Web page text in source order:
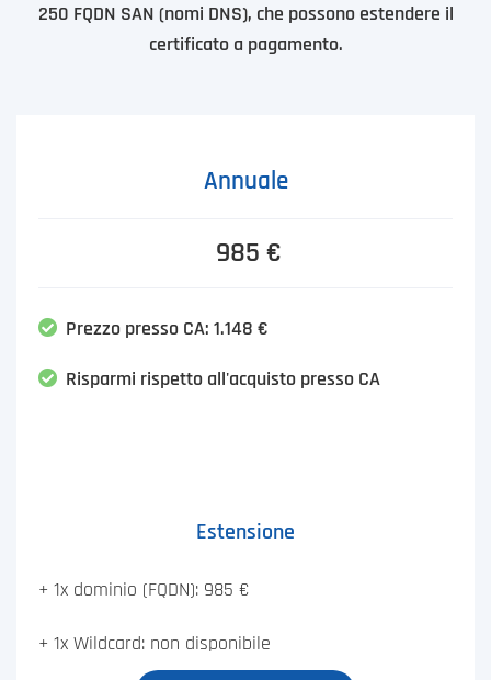
250 FQDN SAN (nomi DNS), che possono estendere il
certificato a pagamento.
Annuale
985 €
Prezzo presso CA: 1.148 €
Risparmi rispetto all'acquisto presso CA
Estensione
+ 1x dominio (FQDN): 985 €
+ 1x Wildcard: non disponibile